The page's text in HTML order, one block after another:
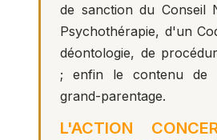
de sanction du Conseil
Psychothérapie, d'un
déontologie, de
; enfin le contenu de
grand-parentage.
L'ACTION